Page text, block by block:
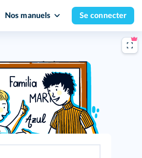
Nos manuels Se connecter